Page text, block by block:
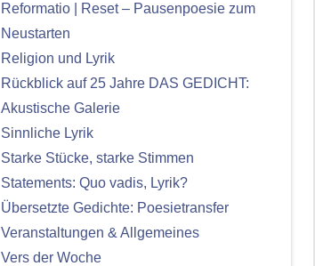
Reformatio | Reset – Pausenpoesie zum
Neustarten
Religion und Lyrik
Rückblick auf 25 Jahre DAS GEDICHT:
Akustische Galerie
Sinnliche Lyrik
Starke Stücke, starke Stimmen
Statements: Quo vadis, Lyrik?
Übersetzte Gedichte: Poesietransfer
Veranstaltungen & Allgemeines
Vers der Woche